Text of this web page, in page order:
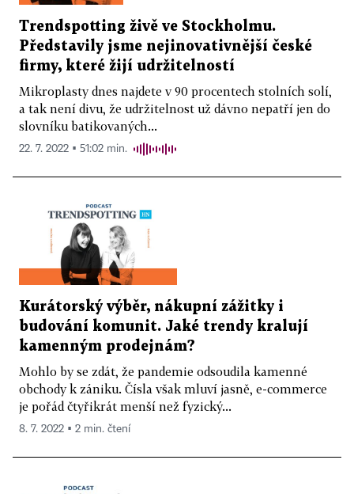
Trendspotting živě ve Stockholmu.
Představily jsme nejinovativnější české
firmy, které žijí udržitelností
Mikroplasty dnes najdete v 90 procentech stolních solí,
a tak není divu, že udržitelnost už dávno nepatří jen do
slovníku batikovaných...
22. 7. 2022 ▪ 51:02 min.
Kurátorský výběr, nákupní zážitky i
budování komunit. Jaké trendy kralují
kamenným prodejnám?
Mohlo by se zdát, že pandemie odsoudila kamenné
obchody k zániku. Čísla však mluví jasně, e-commerce
je pořád čtyřikrát menší než fyzický...
8. 7. 2022 ▪ 2 min. čtení